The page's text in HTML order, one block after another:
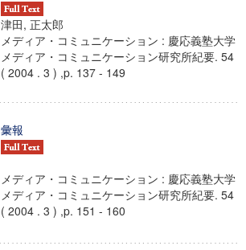
津田, 正太郎
メディア・コミュニケーション : 慶応義塾大学
メディア・コミュニケーション研究所紀要. 54
( 2004 . 3 ) ,p. 137 - 149
彙報
メディア・コミュニケーション : 慶応義塾大学
メディア・コミュニケーション研究所紀要. 54
( 2004 . 3 ) ,p. 151 - 160